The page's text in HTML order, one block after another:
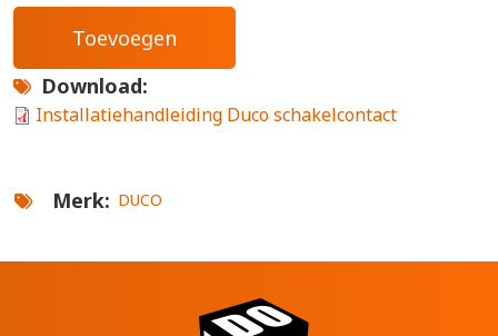
Download
Installatiehandleiding Duco schakelcontact
Merk DUCO